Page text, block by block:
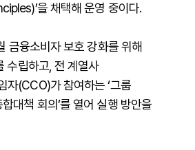
을 채택해 운영 중이다.
금융소비자 보호 강화를 위해
수립하고, 전 계열사
자(CCO)가 참여하는 ‘그룹
대책 회의’를 열어 실행 방안을